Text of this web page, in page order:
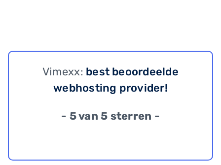
Vimexx: best beoordeelde
webhosting provider!
- 5 van 5 sterren -